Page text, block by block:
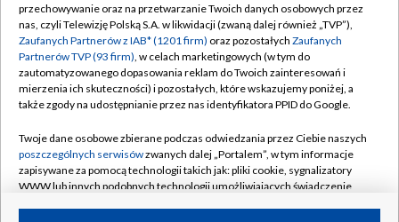
Abonament TVP
Emisja w TVP
Centrum informacji TVP
Naziemna Telewizja Cyfrowa
Rada Programowa
System NOS
Informacje o nadawcy
Regulamin TVP
Polityka prywatności
Moje zgody
Pomoc
Kontakt
Kanały
przechowywanie oraz na przetwarzanie Twoich danych osobowych przez
nas, czyli Telewizję Polską S.A. w likwidacji (zwaną dalej również „TVP”),
Zaufanych Partnerów z IAB* (1201 firm) oraz pozostałych Zaufanych
Partnerów TVP (93 firm), w celach marketingowych (w tym do
zautomatyzowanego dopasowania reklam do Twoich zainteresowań i
mierzenia ich skuteczności) i pozostałych, które wskazujemy poniżej, a
także zgody na udostępnianie przez nas identyfikatora PPID do Google.
Twoje dane osobowe zbierane podczas odwiedzania przez Ciebie naszych
poszczególnych serwisówzwanych dalej „Portalem”, w tym informacje
zapisywane za pomocą technologii takich jak: pliki cookie, sygnalizatory
WWW lub innych podobnych technologii umożliwiających świadczenie